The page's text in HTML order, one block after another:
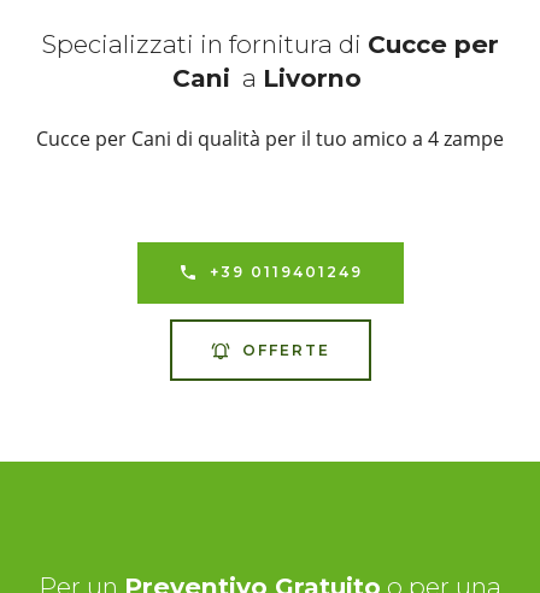
Specializzati in fornitura di Cucce per
Cani a Livorno
Cucce per Cani di qualità per il tuo amico a 4 zampe
+39 0119401249
OFFERTE
Per un Preventivo Gratuito o per una